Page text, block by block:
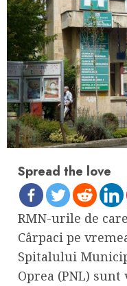
Spread the love
RMN-urile de
Cârpaci pe
Spitalului
Oprea (PNL)